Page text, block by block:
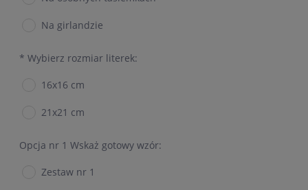
Na girlandzie
* Wybierz rozmiar literek:
16x16 cm
21x21 cm
Opcja nr 1 Wskaż gotowy wzór:
Zestaw nr 1